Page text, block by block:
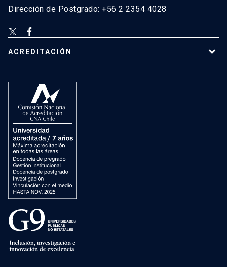
Dirección de Postgrado: +56 2 2354 4028
ACREDITACIÓN